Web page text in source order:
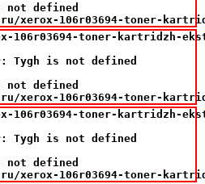
not defined
xerox-106r03694-toner-
toner-kartridzh-
Tygh is not defined
not defined
xerox-106r03694-toner-
toner-kartridzh-
Tygh is not defined
not defined
xerox-106r03694-toner-